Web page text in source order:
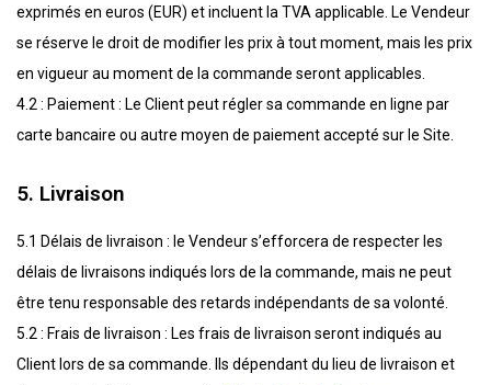
exprimés en euros (EUR) et incluent la TVA applicable. Le Vendeur
se réserve le droit de modifier les prix à tout moment, mais les prix
en vigueur au moment de la commande seront applicables.
4.2 : Paiement : Le Client peut régler sa commande en ligne par
carte bancaire ou autre moyen de paiement accepté sur le Site.
5. Livraison
5.1 Délais de livraison : le Vendeur s’efforcera de respecter les
délais de livraisons indiqués lors de la commande, mais ne peut
être tenu responsable des retards indépendants de sa volonté.
5.2 : Frais de livraison : Les frais de livraison seront indiqués au
Client lors de sa commande. Ils dépendant du lieu de livraison et